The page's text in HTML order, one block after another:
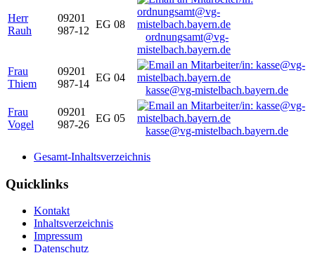
Herr
Rauh
09201
987-12
EG 08
ordnungsamt@vg-
mistelbach.bayern.de
Frau
Thiem
09201
987-14
EG 04
kasse@vg-mistelbach.bayern.de
Frau
Vogel
09201
987-26
EG 05
kasse@vg-mistelbach.bayern.de
Gesamt-Inhaltsverzeichnis
Quicklinks
Kontakt
Inhaltsverzeichnis
Impressum
Datenschutz